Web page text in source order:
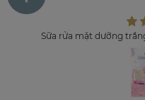
Sữa rửa mặt dưỡng